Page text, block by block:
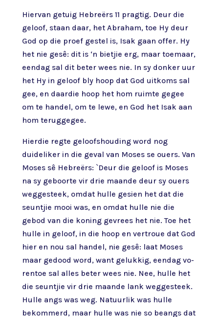
Hiervan getuig Hebreërs 11 pragtig. Deur die
geloof, staan daar, het Abraham, toe Hy deur
God op die proef gestel is, Isak gaan offer. Hy
het nie gesê: dit is ‘n bietjie erg, maar toemaar,
eendag sal dit beter wees nie. In sy donker uur
het Hy in geloof bly hoop dat God uitkoms sal
gee, en daardie hoop het hom ruimte gegee
om te handel, om te lewe, en God het Isak aan
hom teruggegee.
Hierdie regte geloofshouding word nog
duideliker in die geval van Moses se ouers. Van
Moses sê Hebreërs: `Deur die geloof is Moses
na sy geboorte vir drie maande deur sy ouers
weggesteek, omdat hulle gesien het dat die
seuntjie mooi was, en omdat hulle nie die
gebod van die koning gevrees het nie. Toe het
hulle in geloof, in die hoop en vertroue dat God
hier en nou sal handel, nie gesê: laat Moses
maar gedood word, want gelukkig, eendag vo­
rentoe sal alles beter wees nie. Nee, hulle het
die seuntjie vir drie maande lank weggesteek.
Hulle angs was weg. Natuurlik was hulle
bekommerd, maar hulle was nie so beangs dat